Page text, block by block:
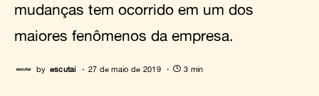
mudanças tem ocorrido em um dos
maiores fenômenos da empresa.
by escutai 27 de maio de 2019 3 min